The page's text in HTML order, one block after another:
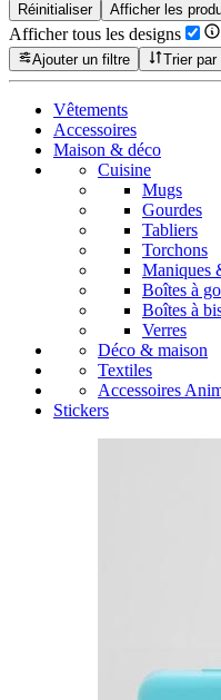
Réinitialiser Afficher les
Afficher tous les designs
Ajouter un filtre
Trier par
Vêtements
Accessoires
Maison & déco
Cuisine
Mugs
Gourdes
Tabliers
Torchons
Maniques
Boîtes à
Boîtes à
Verres
Déco & maison
Textiles
Accessoires
Stickers